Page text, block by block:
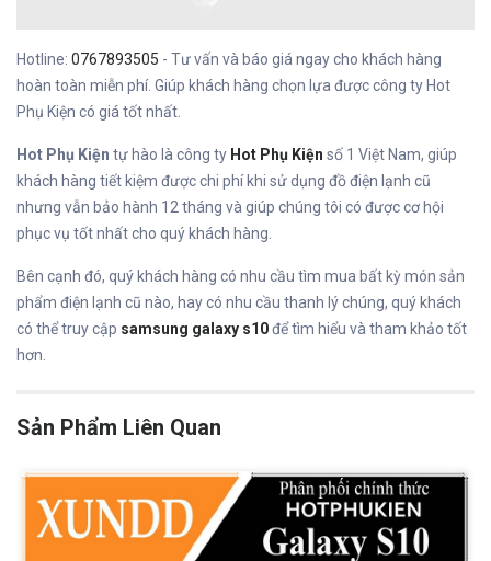
Hotline: 0767893505 - Tư vấn và báo giá ngay cho khách hàng
hoàn toàn miễn phí. Giúp khách hàng chọn lựa được công ty Hot
Phụ Kiện có giá tốt nhất.
Hot Phụ Kiện tự hào là công ty Hot Phụ Kiện số 1 Việt Nam, giúp
khách hàng tiết kiệm được chi phí khi sử dụng đồ điện lạnh cũ
nhưng vẫn bảo hành 12 tháng và giúp chúng tôi có được cơ hội
phục vụ tốt nhất cho quý khách hàng.
Bên cạnh đó, quý khách hàng có nhu cầu tìm mua bất kỳ món sản
phẩm điện lạnh cũ nào, hay có nhu cầu thanh lý chúng, quý khách
có thể truy cập samsung galaxy s10để tìm hiểu và tham khảo tốt
hơn.
Sản Phẩm Liên Quan